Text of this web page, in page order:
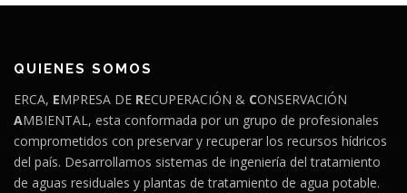
QUIENES SOMOS
ERCA, EMPRESA DE RECUPERACIÓN & CONSERVACIÓN
AMBIENTAL, esta conformada por un grupo de profesionales
comprometidos con preservar y recuperar los recursos hídricos
del país. Desarrollamos sistemas de ingeniería del tratamiento
de aguas residuales y plantas de tratamiento de agua potable.